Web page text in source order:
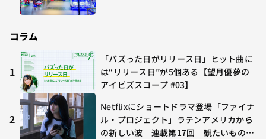
コラム
1
「バズった日がリリース日」ヒット曲に
は“リリース日”が5個ある【望月優夢の
アイビズスコープ #03】
2
Netflixにショートドラマ登場「ファイナ
ル・プロジェクト」ラテンアメリカから
の新しい波 連載第17回 観たいものが